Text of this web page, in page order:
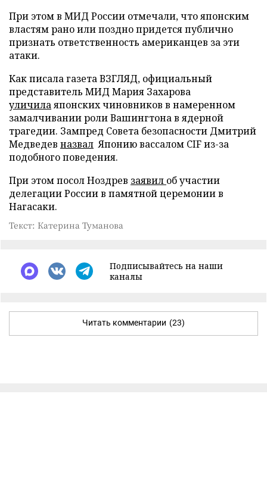
При этом в МИД России отмечали, что японским
властям рано или поздно придется публично
признать ответственность американцев за эти
атаки.
Как писала газета ВЗГЛЯД, официальный
представитель МИД Мария Захарова
уличилаяпонских чиновников в намеренном
замалчивании роли Вашингтона в ядерной
трагедии. Зампред Совета безопасности Дмитрий
Медведев назвал Японию вассалом CIF из-за
подобного поведения.
При этом посол Ноздрев заявил об участии
делегации России в памятной церемонии в
Нагасаки.
Текст: Катерина Туманова
Подписывайтесь на наши
каналы
Читать комментарии (23)